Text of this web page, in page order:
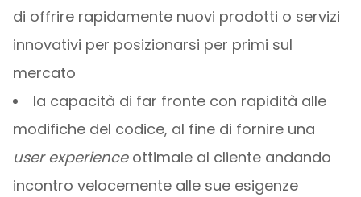
di offrire rapidamente nuovi prodotti o servizi
innovativi per posizionarsi per primi sul
mercato
la capacità di far fronte con rapidità alle
modifiche del codice, al fine di fornire una
user experienceottimale al cliente andando
incontro velocemente alle sue esigenze